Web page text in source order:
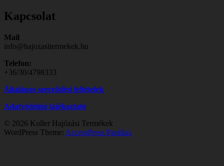
Kapcsolat
Mail
info@hajozasitermekek.hu
Telefon:
+36/30/4798333
Általános szerződési feltételek
Adatvédelmi tájékoztató
© 2026 Koller Hajózási Termékek
WordPress Theme: AccessPress Parallax